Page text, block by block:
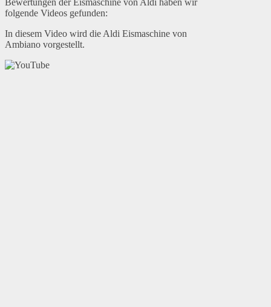
folgende Videos gefunden:
In diesem Video wird die Aldi Eismaschine von
Ambiano vorgestellt.